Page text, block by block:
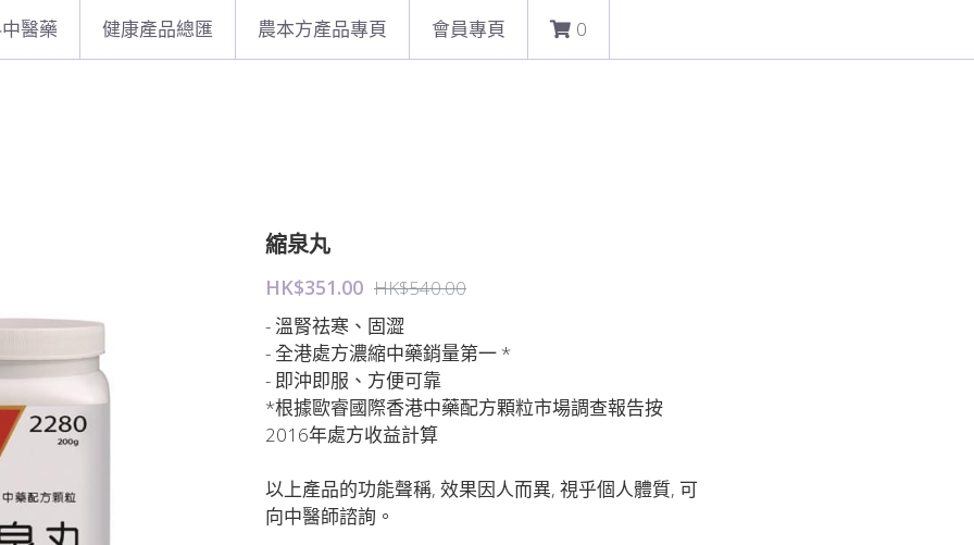
醫藥 健康產品總匯 農本方產品專頁 會員專頁 0
縮泉丸
HK$351.00 HK$540.00
- 溫腎祛寒、固澀
- 全港處方濃縮中藥銷量第一 *
- 即沖即服、方便可靠
*根據歐睿國際香港中藥配方顆粒市場調查報告按
2016年處方收益計算
以上產品的功能聲稱, 效果因人而異, 視乎個人體質, 可
向中醫師諮詢。